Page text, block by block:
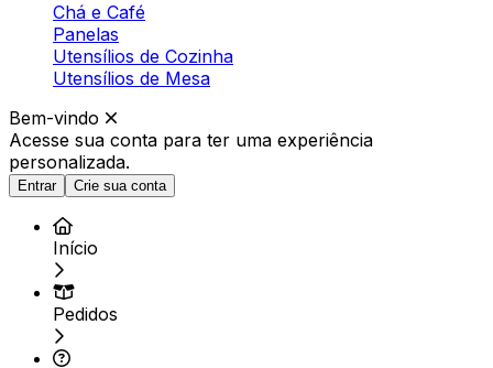
Chá e Café
Panelas
Utensílios de Cozinha
Utensílios de Mesa
Bem-vindo
Acesse sua conta para ter uma experiência
personalizada.
Entrar Crie sua conta
Início
Pedidos